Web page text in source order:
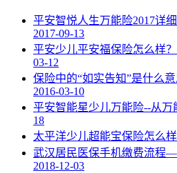
平安智悦人生万能险2017详
2017-09-13
平安少儿平安福保险怎么样
03-12
保险中的“如实告知”是什么
2016-03-10
平安智能星少儿万能险--从万
18
太平洋少儿超能宝保险怎么样
武汉居民医保手机缴费流程
2018-12-03